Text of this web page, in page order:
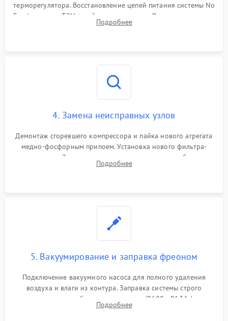
терморегулятора. Восстановление цепей питания системы No
Frost, включая ТЭН оттайки и вентилятор. Ремонт или замена
платы управления при сбоях алгоритмов.
Подробнее
4. Замена неисправных узлов
Демонтаж сгоревшего компрессора и пайка нового агрегата
медно-фосфорным припоем. Установка нового фильтра-
осушителя. Замена изношенных вентиляторов обдува,
сломанных заслонок или поврежденных дверных петель.
Подробнее
5. Вакуумирование и заправка фреоном
Подключение вакуумного насоса для полного удаления
воздуха и влаги из контура. Заправка системы строго
дозированным объемом хладагента (R600a, R134a) по
электронным весам. Контроль рабочего давления в системе.
Подробнее